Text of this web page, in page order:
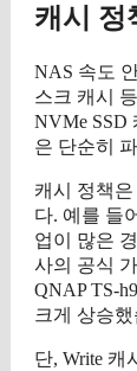
캐시 정
NAS 속도
스크 캐시
NVMe SSD
은 단순히
캐시 정책은
다. 예를 들
업이 많은
사의 공식
QNAP TS-
크게 상승
단, Write 캐